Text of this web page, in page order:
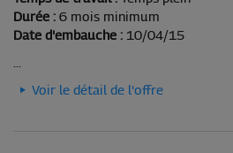
Durée : 6 mois minimum
Date d'embauche : 10/04/15
Voir le détail de l'offre